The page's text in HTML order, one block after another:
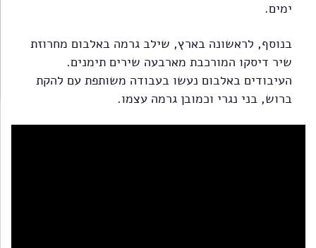
ימים.
בנוסף, לראשונה בארץ, שילב גרמה באלבום מחרוזת
שיר דיסקו המורכבת מארבעה שירים תימנים.
העיבודים באלבום נעשו בעבודה משותפת עם להקת
ברוש, בני נגרי וכמובן גרמה עצמו.